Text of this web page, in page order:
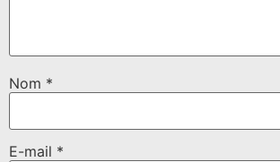
Nom *
E-mail *